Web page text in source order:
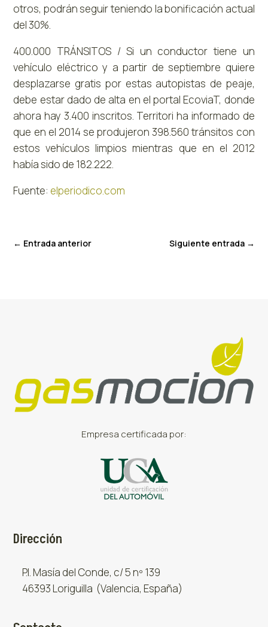
otros, podrán seguir teniendo la bonificación actual
del 30%.
400.000 TRÁNSITOS / Si un conductor tiene un
vehículo eléctrico y a partir de septiembre quiere
desplazarse gratis por estas autopistas de peaje,
debe estar dado de alta en el portal EcoviaT, donde
ahora hay 3.400 inscritos. Territori ha informado de
que en el 2014 se produjeron 398.560 tránsitos con
estos vehículos limpios mientras que en el 2012
había sido de 182.222.
Fuente: elperiodico.com
← Entrada anterior Siguiente entrada→
Empresa certificada por:
Dirección
P.I. Masía del Conde, c/ 5 nº 139
46393 Loriguilla (Valencia, España)